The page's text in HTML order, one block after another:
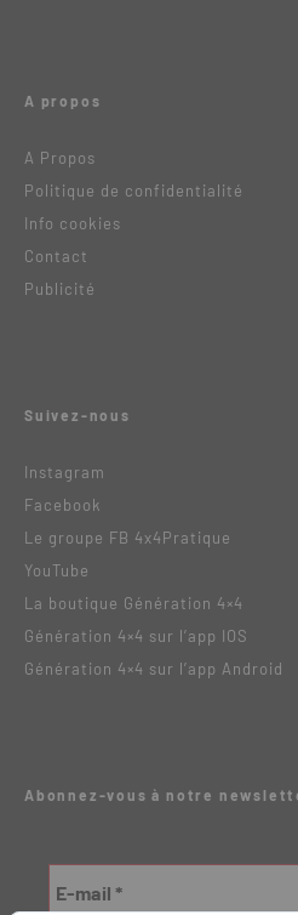
A propos
A Propos
Politique de confidentialité
Info cookies
Contact
Publicité
Suivez-nous
Instagram
Facebook
Le groupe FB 4x4Pratique
YouTube
La boutique Génération 4×4
Génération 4×4 sur l’app IOS
Génération 4×4 sur l’app Android
Abonnez-vous à notre